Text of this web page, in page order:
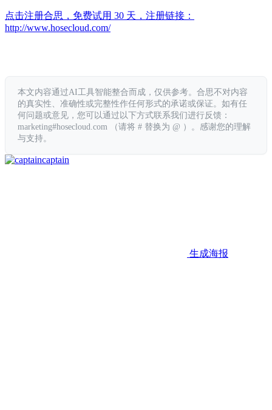
点击注册合思，免费试用 30 天，注册链接：
http://www.hosecloud.com/
本文内容通过AI工具智能整合而成，仅供参考。合思不对内容
的真实性、准确性或完整性作任何形式的承诺或保证。如有任
何问题或意见，您可以通过以下方式联系我们进行反馈：
marketing#hosecloud.com （请将 # 替换为 @ ）。感谢您的理解
与支持。
captain
生成海报